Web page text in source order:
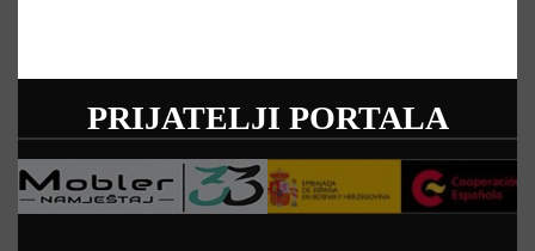
PRIJATELJI PORTALA